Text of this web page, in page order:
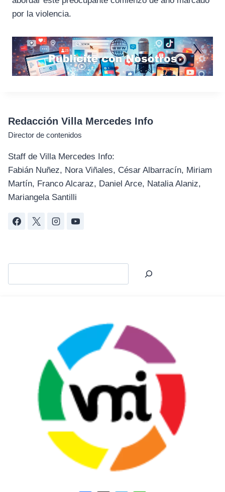
por la violencia.
Redacción Villa Mercedes Info
Director de contenidos
Staff de Villa Mercedes Info:
Fabián Nuñez, Nora Viñales, César Albarracín, Miriam
Martín, Franco Alcaraz, Daniel Arce, Natalia Alaniz,
Mariangela Santilli